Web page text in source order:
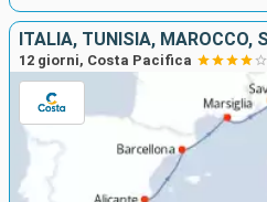
ITALIA, TUNISIA, MAROCCO,
12 giorni, Costa Pacifica